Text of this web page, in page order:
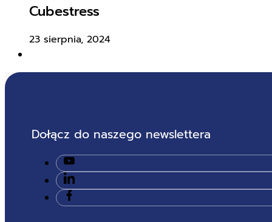
Cubestress
23 sierpnia, 2024
Dołącz do naszego newslettera